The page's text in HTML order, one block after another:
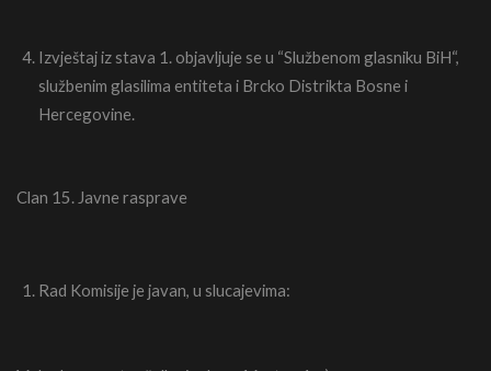
Izvještaj iz stava 1. objavljuje se u “Službenom glasniku BiH“,
službenim glasilima entiteta i Brcko Distrikta Bosne i
Hercegovine.
Clan 15. Javne rasprave
Rad Komisije je javan, u slucajevima: